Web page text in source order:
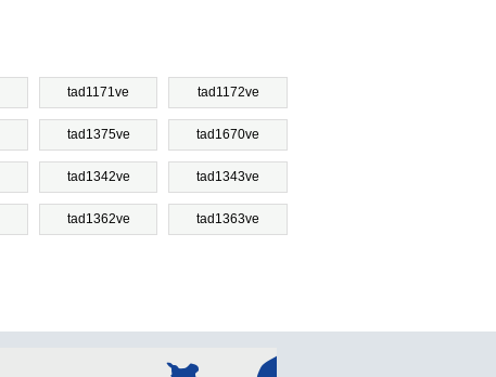
tad1171ve tad1172ve
tad1375ve tad1670ve
tad1342ve tad1343ve
tad1362ve tad1363ve